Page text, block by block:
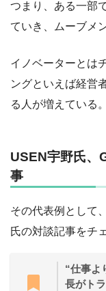
つまり、ある一部
ていき、ムーブメ
イノベーターとは
ングといえば経営
る人が増えている。
USEN宇野氏、
事
その代表例として
氏の対談記事をチ
“仕事よ
長がト